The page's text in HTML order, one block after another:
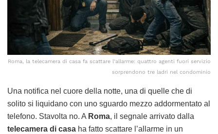
Roma, la telecamera di casa fa scattare l’allarme: quattro agenti fuori servizio
sorprendono tre ladri nel condominio
Una notifica nel cuore della notte, una di quelle che di
solito si liquidano con uno sguardo mezzo addormentato al
telefono. Stavolta no. A Roma, il segnale arrivato dalla
telecamera di casa ha fatto scattare l’allarme in un